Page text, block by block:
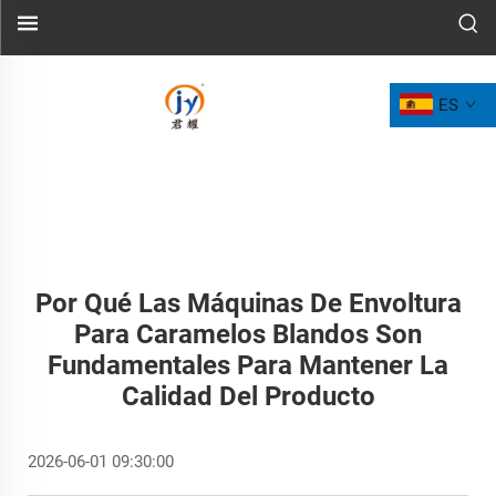
ES
Por Qué Las Máquinas De Envoltura
Para Caramelos Blandos Son
Fundamentales Para Mantener La
Calidad Del Producto
2026-06-01 09:30:00